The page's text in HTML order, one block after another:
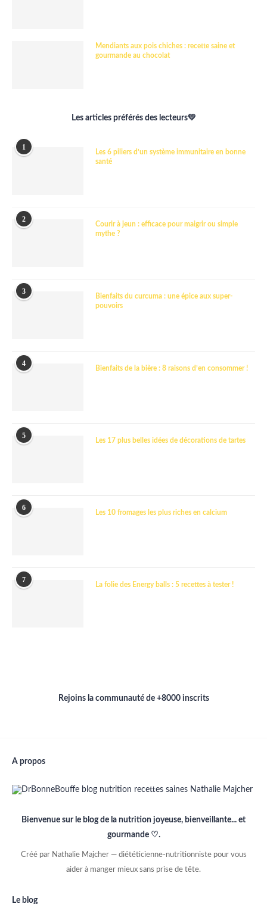
Mendiants aux pois chiches : recette saine et
gourmande au chocolat
Les articles préférés des lecteurs💛
1
Les 6 piliers d’un système immunitaire en bonne
santé
2
Courir à jeun : efficace pour maigrir ou simple
mythe ?
3
Bienfaits du curcuma : une épice aux super-
pouvoirs
4
Bienfaits de la bière : 8 raisons d’en consommer !
5
Les 17 plus belles idées de décorations de tartes
6
Les 10 fromages les plus riches en calcium
7
La folie des Energy balls : 5 recettes à tester !
Rejoins la communauté de +8000 inscrits
A propos
Bienvenue sur le blog de la nutrition joyeuse, bienveillante... et
gourmande ♡.
Créé par Nathalie Majcher — diététicienne-nutritionniste pour vous
aider à manger mieux sans prise de tête.
Le blog